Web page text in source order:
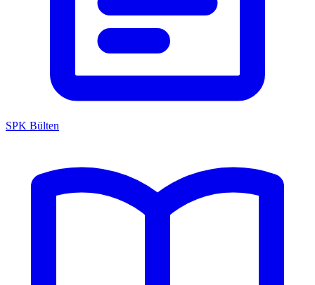
SPK Bülten